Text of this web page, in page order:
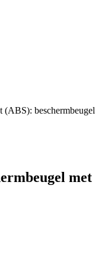
(ABS): beschermbeugel
met